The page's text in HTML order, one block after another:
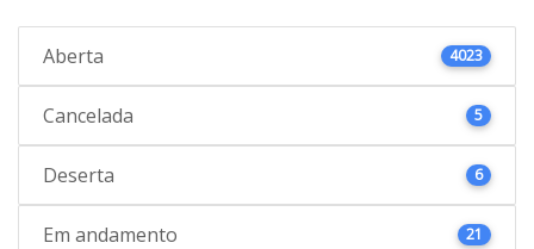
Aberta 4023
Cancelada 5
Deserta 6
Em andamento 21